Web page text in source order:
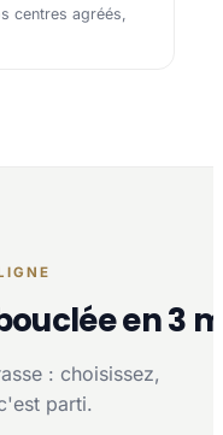
centres agréés,
en 3
: choisissez,
parti.